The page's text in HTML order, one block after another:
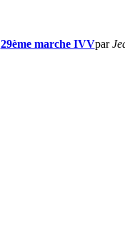
29ème marche IVVpar